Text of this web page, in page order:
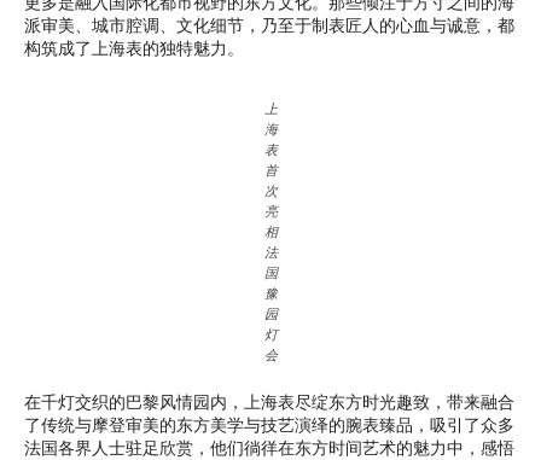
派审美、城市腔调、文化细节，乃至于制表匠人的心血与诚意，都
构筑成了上海表的独特魅力。
上
海
表
首
次
亮
相
法
国
豫
园
灯
会
在千灯交织的巴黎风情园内，上海表尽绽东方时光趣致，带来融合
了传统与摩登审美的东方美学与技艺演绎的腕表臻品，吸引了众多
法国各界人士驻足欣赏，他们徜徉在东方时间艺术的魅力中，感悟